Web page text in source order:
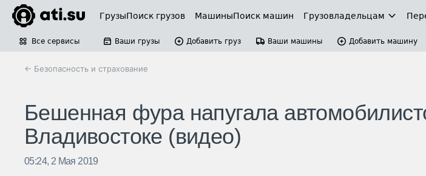
ГрузыПоиск грузов МашиныПоиск машин Грузовладельцам
Все сервисы Ваши грузы Добавить груз Ваши машины Добавить машину
← Безопасность и страхование
Бешенная фура напугала
Владивостоке (видео)
05:24, 2 Мая 2019